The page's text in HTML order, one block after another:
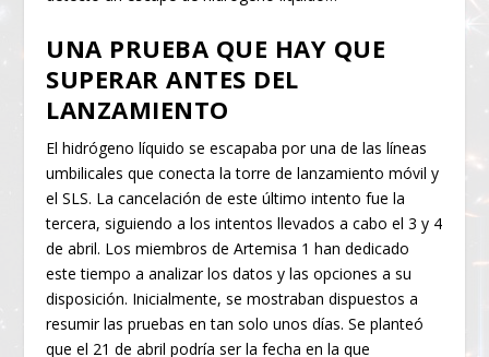
UNA PRUEBA QUE HAY QUE
SUPERAR ANTES DEL
LANZAMIENTO
El hidrógeno líquido se escapaba por una de las líneas
umbilicales que conecta la torre de lanzamiento móvil y
el SLS. La cancelación de este último intento fue la
tercera, siguiendo a los intentos llevados a cabo el 3 y 4
de abril. Los miembros de Artemisa 1 han dedicado
este tiempo a analizar los datos y las opciones a su
disposición. Inicialmente, se mostraban dispuestos a
resumir las pruebas en tan solo unos días. Se planteó
que el 21 de abril podría ser la fecha en la que